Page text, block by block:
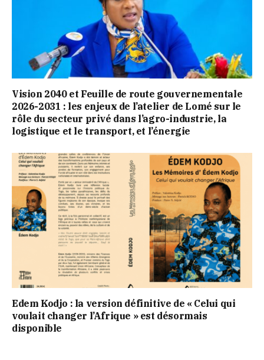
Vision 2040 et Feuille de route gouvernementale
2026-2031 : les enjeux de l’atelier de Lomé sur le
rôle du secteur privé dans l’agro-industrie, la
logistique et le transport, et l’énergie
Edem Kodjo : la version définitive de « Celui qui
voulait changer l’Afrique » est désormais
disponible